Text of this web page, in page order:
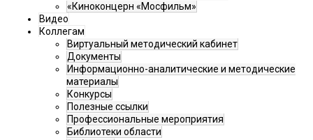
«Киноконцерн «Мосфильм»
Видео
Коллегам
Виртуальный методический кабинет
Документы
Информационно-аналитические и методические
материалы
Конкурсы
Полезные ссылки
Профессиональные мероприятия
Библиотеки области